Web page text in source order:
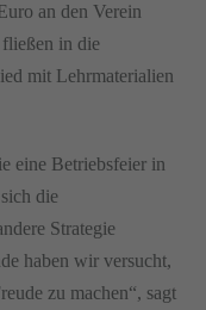
an den Verein
in die
mit Lehrmaterialien
eine Betriebsfeier in
die
Strategie
haben wir versucht,
zu machen“, sagt